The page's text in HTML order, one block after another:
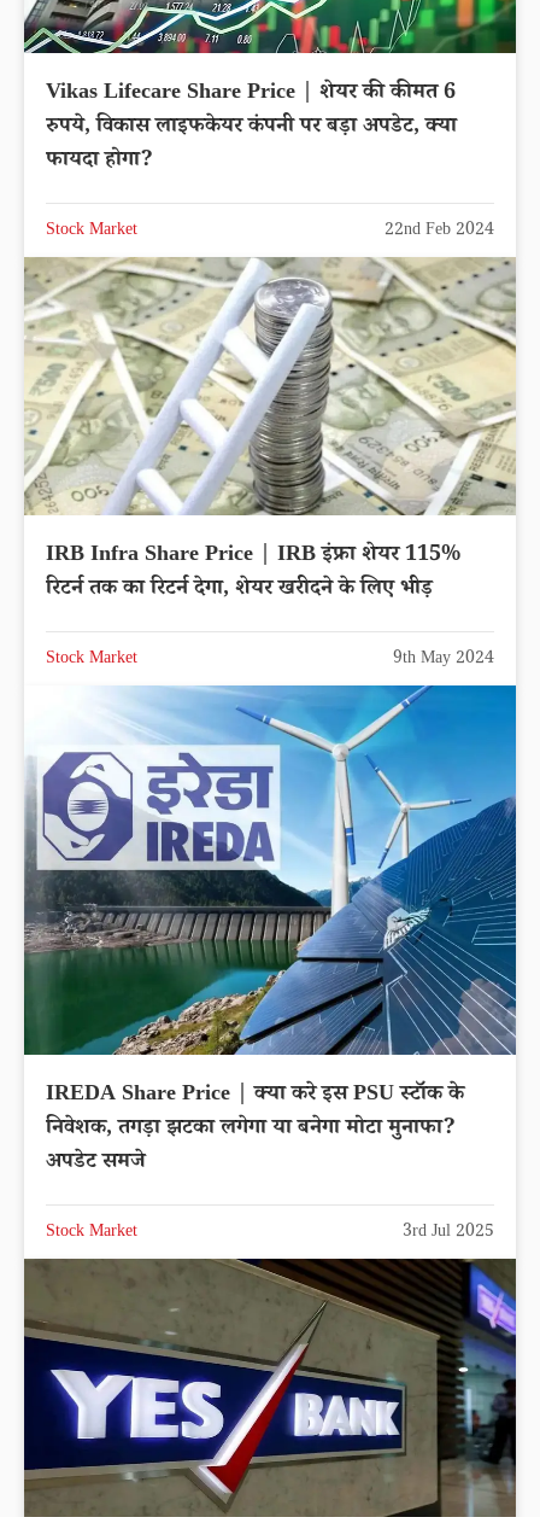
Vikas Lifecare Share Price | शेयर की कीमत 6
रुपये, विकास लाइफकेयर कंपनी पर बड़ा अपडेट, क्या
फायदा होगा?
Stock Market 22nd Feb 2024
IRB Infra Share Price | IRB इंफ्रा शेयर 115%
रिटर्न तक का रिटर्न देगा, शेयर खरीदने के लिए भीड़
Stock Market 9th May 2024
IREDA Share Price | क्या करे इस PSU स्टॉक के
निवेशक, तगड़ा झटका लगेगा या बनेगा मोटा मुनाफा?
अपडेट समजे
Stock Market 3rd Jul 2025